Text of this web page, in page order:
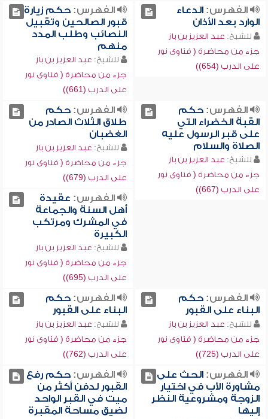
الفهرس:الدعاء
الوارد بعد الأذان
للشيخ: عبد العزيز بن باز
جزء من محاضرة ( فتاوى نور
على الدرب (654))
الفهرس:حكم زيارة
قبور الصالحين وتقبيل
النصائب وطلب المدد
منهم
للشيخ: عبد العزيز بن باز
جزء من محاضرة ( فتاوى نور
على الدرب (661))
الفهرس:حكم
القبة الخضراء التي
على قبر الرسول عليه
الصلاة والسلام
للشيخ: عبد العزيز بن باز
جزء من محاضرة ( فتاوى نور
على الدرب (667))
الفهرس:حكم
طلاق الثلاث الصادر من
الغضبان
للشيخ: عبد العزيز بن باز
جزء من محاضرة ( فتاوى نور
على الدرب (679))
الفهرس: عقيدة
أهل السنة والجماعة
في المشرك ومرتكب
الكبيرة
للشيخ: عبد العزيز بن باز
جزء من محاضرة ( فتاوى نور
على الدرب (695))
الفهرس:حكم
البناء على القبور
للشيخ: عبد العزيز بن باز
جزء من محاضرة ( فتاوى نور
على الدرب (725))
الفهرس:حكم
البناء على القبور
للشيخ: عبد العزيز بن باز
جزء من محاضرة ( فتاوى نور
على الدرب (762))
الفهرس:الحث على
مشاورة الأب في اختيار
الزوجة ومشروعية النظر
إليها
الفهرس:حكم رفع
القبور لدفن أكثر من
ميت في القبر الواحد
لضيق مساحة المقبرة